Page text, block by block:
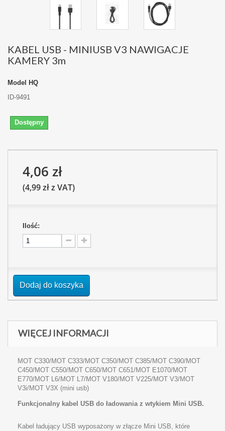
KABEL USB - MINIUSB V3 NAWIGACJE
KAMERY 3m
Model
HQ
ID-9491
Dostępny
4,06 zł
(4,99 zł z VAT)
Ilość:
Dodaj do koszyka
WIĘCEJ INFORMACJI
MOT C330/MOT C333/MOT C350/MOT C385/MOT C390/MOT
C450/MOT C550/MOT C650/MOT C651/MOT E1070/MOT
E770/MOT L6/MOT L7/MOT V180/MOT V225/MOT V3/MOT
V3i/MOT V3X (mini usb)
Funkcjonalny kabel USB do ładowania z wtykiem Mini USB.
Kabel ładujący USB wyposażony w złącze Mini USB, które